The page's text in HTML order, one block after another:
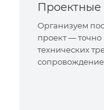
Организуем
проект — точно
технических